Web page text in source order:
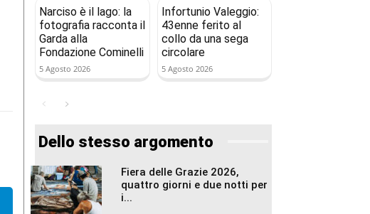
Narciso è il lago: la
fotografia racconta il
Garda alla
Fondazione Cominelli
5 Agosto 2026
Infortunio Valeggio:
43enne ferito al
collo da una sega
circolare
5 Agosto 2026
Dello stesso argomento
Fiera delle Grazie 2026,
quattro giorni e due notti per
i...